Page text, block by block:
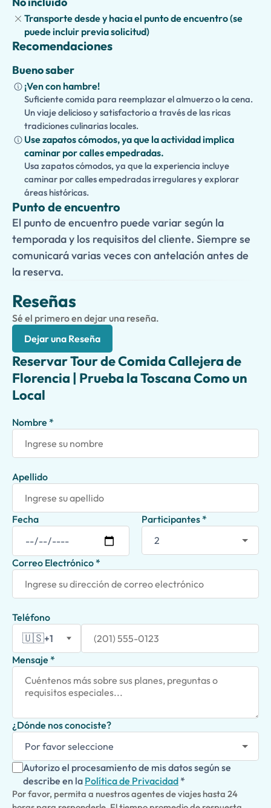
¿Deseas explorar más? Amplía tuTour de Comida
Callejera de Florenciaen una experiencia privada de día
completo combinándola con una visita al
Galería de la Academia
Vecchio , la Piazza della Signoria
Lorenzopara la combinación perfecta de cultura y
gastronomía.
Transporte desde y hacia el punto de encuentro (se
puede incluir previa solicitud)
Recomendaciones
Bueno saber
¡Ven con hambre!
Suficiente comida para reemplazar el almuerzo o la cena.
Un viaje delicioso y satisfactorio a través de las ricas
tradiciones culinarias locales.
Use zapatos cómodos, ya que la actividad implica
caminar por calles empedradas.
Usa zapatos cómodos, ya que la experiencia incluye
caminar por calles empedradas irregulares y explorar
áreas históricas.
Punto de encuentro
El punto de encuentro puede variar según la
temporada y los requisitos del cliente. Siempre se
comunicará varias veces con antelación antes de
la reserva.
Reseñas
Sé el primero en dejar una reseña.
Dejar una Reseña
Reservar Tour de Comida Callejera de
Florencia | Prueba la Toscana Como un
Local
Nombre *
Apellido
Fecha Participantes *
Correo Electrónico *
Teléfono
🇺🇸+1
Mensaje *
¿Dónde nos conociste?
Autorizo el procesamiento de mis datos según se
describe en la Política de Privacidad *
Por favor, permita a nuestros agentes de viajes hasta 24